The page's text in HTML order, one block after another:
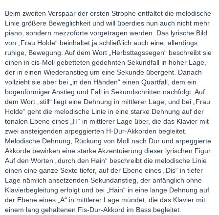
Beim zweiten Verspaar der ersten Strophe entfaltet die melodische
Linie größere Beweglichkeit und will überdies nun auch nicht mehr
piano, sondern mezzoforte vorgetragen werden. Das lyrische Bild
von „Frau Holde“ beinhaltet ja schließlich auch eine, allerdings
ruhige, Bewegung. Auf dem Wort „Herbsttagssegen“ beschreibt sie
einen in cis-Moll gebetteten gedehnten Sekundfall in hoher Lage,
der in einen Wiederanstieg um eine Sekunde übergeht. Danach
vollzieht sie aber bei „in den Händen“ einen Quartfall, dem ein
bogenförmiger Anstieg und Fall in Sekundschritten nachfolgt. Auf
dem Wort „still“ liegt eine Dehnung in mittlerer Lage, und bei „Frau
Holde“ geht die melodische Linie in eine starke Dehnung auf der
tonalen Ebene eines „H“ in mittlerer Lage über, die das Klavier mit
zwei ansteigenden arpeggierten H-Dur-Akkorden begleitet.
Melodische Dehnung, Rückung von Moll nach Dur und arpeggierte
Akkorde bewirken eine starke Akzentuierung dieser lyrischen Figur.
Auf den Worten „durch den Hain“ beschreibt die melodische Linie
einen eine ganze Sexte tiefer, auf der Ebene eines „Dis“ in tiefer
Lage nämlich ansetzenden Sekundanstieg, der anfänglich ohne
Klavierbegleitung erfolgt und bei „Hain“ in eine lange Dehnung auf
der Ebene eines „A“ in mittlerer Lage mündet, die das Klavier mit
einem lang gehaltenen Fis-Dur-Akkord im Bass begleitet.